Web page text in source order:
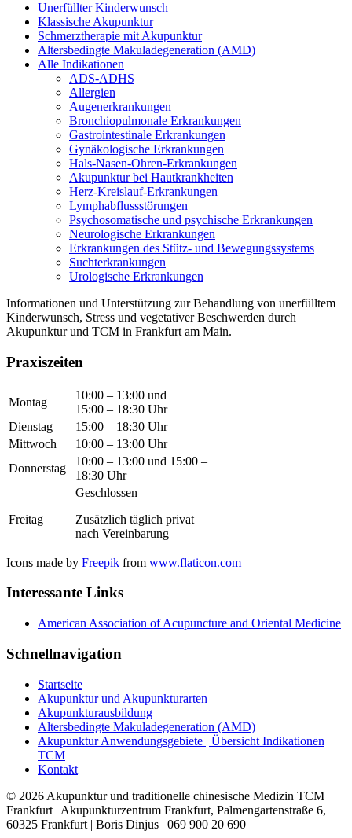
Unerfüllter Kinderwunsch
Klassische Akupunktur
Schmerztherapie mit Akupunktur
Altersbedingte Makuladegeneration (AMD)
Alle Indikationen
ADS-ADHS
Allergien
Augenerkrankungen
Bronchiopulmonale Erkrankungen
Gastrointestinale Erkrankungen
Gynäkologische Erkrankungen
Hals-Nasen-Ohren-Erkrankungen
Akupunktur bei Hautkrankheiten
Herz-Kreislauf-Erkrankungen
Lymphabflussstörungen
Psychosomatische und psychische Erkrankungen
Neurologische Erkrankungen
Erkrankungen des Stütz- und Bewegungssystems
Suchterkrankungen
Urologische Erkrankungen
Informationen und Unterstützung zur Behandlung von unerfülltem
Kinderwunsch, Stress und vegetativer Beschwerden durch
Akupunktur und TCM in Frankfurt am Main.
Praxiszeiten
Montag
10:00 – 13:00 und
15:00 – 18:30 Uhr
Dienstag
15:00 – 18:30 Uhr
Mittwoch
10:00 – 13:00 Uhr
Donnerstag
10:00 – 13:00 und 15:00 –
18:30 Uhr
Freitag
Geschlossen
Zusätzlich täglich privat
nach Vereinbarung
Icons made by Freepik from www.flaticon.com
Interessante Links
American Association of Acupuncture and Oriental Medicine
Schnellnavigation
Startseite
Akupunktur und Akupunkturarten
Akupunkturausbildung
Altersbedingte Makuladegeneration (AMD)
Akupunktur Anwendungsgebiete | Übersicht Indikationen
TCM
Kontakt
© 2026 Akupunktur und traditionelle chinesische Medizin TCM
Frankfurt | Akupunkturzentrum Frankfurt, Palmengartenstraße 6,
60325 Frankfurt | Boris Dinjus | 069 900 20 690